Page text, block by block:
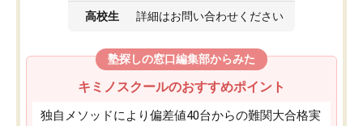
高校生 詳細はお問い合わせください
塾探しの窓口編集部からみた
キミノスクールのおすすめポイント
独自メソッドにより偏差値40台からの難関大合格実